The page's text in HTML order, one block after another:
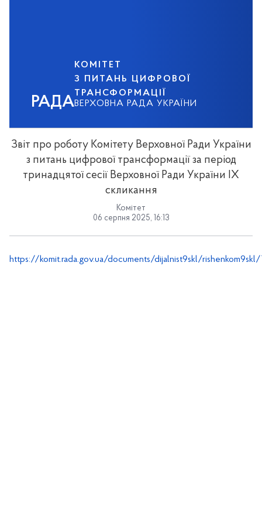
РАДА
КОМІТЕТ
З ПИТАНЬ ЦИФРОВОЇ
ТРАНСФОРМАЦІЇ
ВЕРХОВНА РАДА УКРАЇНИ
Звіт про роботу Комітету Верховної Ради України
з питань цифрової трансформації за період
тринадцятої сесії Верховної Ради України ІХ
скликання
Комітет
06 серпня 2025, 16:13
https://komit.rada.gov.ua/documents/dijalnist9skl/rishenkom9skl/